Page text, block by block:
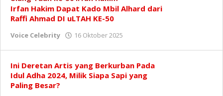
Irfan Hakim Dapat Kado Mbil Alhard dari
Raffi Ahmad DI uLTAH KE-50
Voice Celebrity 16 Oktober 2025
Ini Deretan Artis yang Berkurban Pada
Idul Adha 2024, Milik Siapa Sapi yang
Paling Besar?